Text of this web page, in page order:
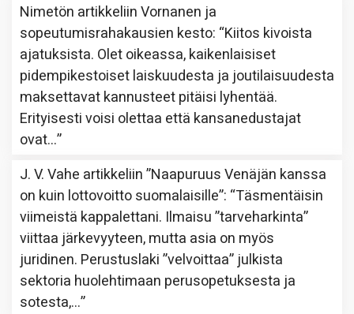
Nimetön artikkeliinVornanen ja
sopeutumisrahakausien kesto: “Kiitos kivoista
ajatuksista. Olet oikeassa, kaikenlaisiset
pidempikestoiset laiskuudesta ja joutilaisuudesta
maksettavat kannusteet pitäisi lyhentää.
Erityisesti voisi olettaa että kansanedustajat
ovat…”
J. V. Vahe artikkeliin”Naapuruus Venäjän kanssa
on kuin lottovoitto suomalaisille”: “Täsmentäisin
viimeistä kappalettani. Ilmaisu ”tarveharkinta”
viittaa järkevyyteen, mutta asia on myös
juridinen. Perustuslaki ”velvoittaa” julkista
sektoria huolehtimaan perusopetuksesta ja
sotesta,…”